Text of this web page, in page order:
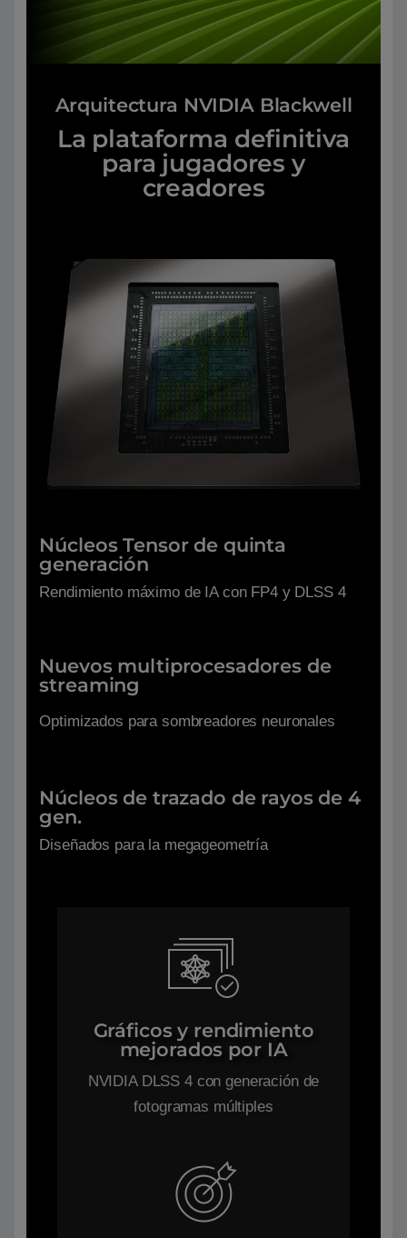
Arquitectura NVIDIA Blackwell
La plataforma definitiva
para jugadores y
creadores
Núcleos Tensor de quinta
generación
Rendimiento máximo de IA con FP4 y DLSS 4
Nuevos multiprocesadores de
streaming
Optimizados para sombreadores neuronales
Núcleos de trazado de rayos de 4
gen.
Diseñados para la megageometría
Gráficos y rendimiento
mejorados por IA
NVIDIA DLSS 4 con generación de
fotogramas múltiples